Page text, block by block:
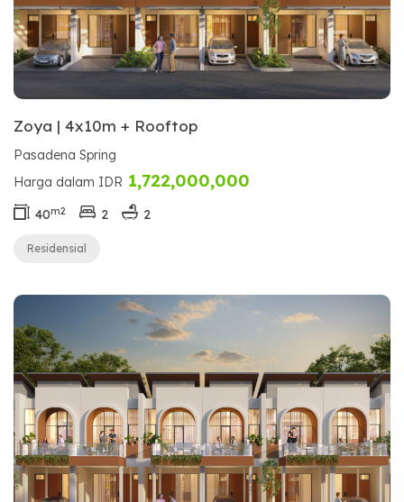
Zoya | 4x10m + Rooftop
Pasadena Spring
Harga dalam IDR 1,722,000,000
40m2 2 2
Residensial